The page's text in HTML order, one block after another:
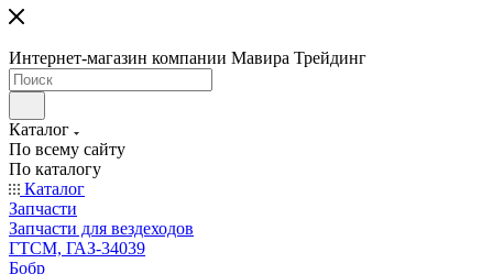
Интернет-магазин компании Мавира Трейдинг
Каталог
По всему сайту
По каталогу
Каталог
Запчасти
Запчасти для вездеходов
ГТСМ, ГАЗ-34039
Бобр